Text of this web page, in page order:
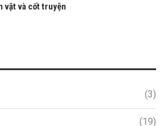
vật và cốt truyện
(3)
(19)